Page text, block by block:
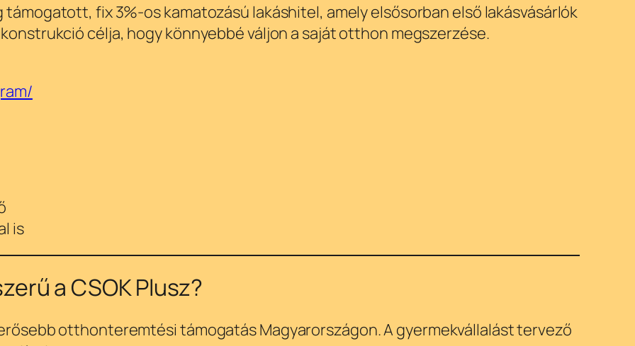
fix 3%-os kamatozású lakáshitel, amely elsősorban első lakásvásárlók
célja, hogy könnyebbé váljon a saját otthon megszerzése.
is
a CSOK Plusz?
otthonteremtési támogatás Magyarországon. A gyermekvállalást tervező